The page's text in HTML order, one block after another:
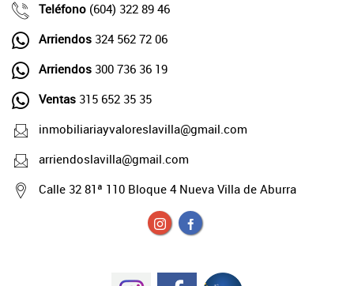
Teléfono (604) 322 89 46
Arriendos 324 562 72 06
Arriendos 300 736 36 19
Ventas 315 652 35 35
inmobiliariayvaloreslavilla@gmail.com
arriendoslavilla@gmail.com
Calle 32 81ª 110 Bloque 4 Nueva Villa de Aburra